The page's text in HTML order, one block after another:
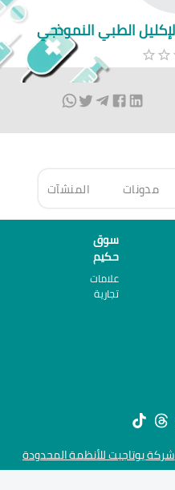
الطبي النموذجي
مدونات المنشآت
سوق
حكيم
علامات
تجارية
شركة يوتاجيت للأنظمة المحدودة